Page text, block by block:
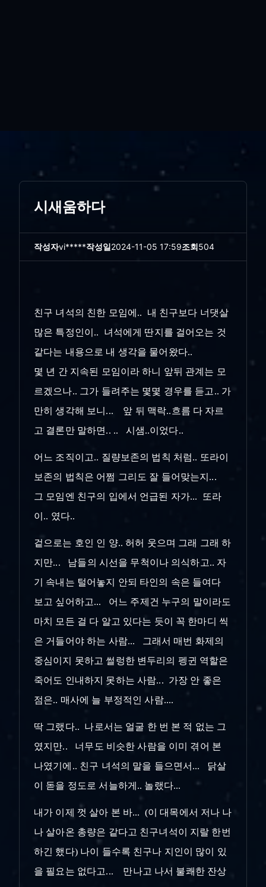
시새움하다
작성자vi*****작성일2024-11-05 17:59조회504
친구 녀석의 친한 모임에.. 내 친구보다 너댓살
많은 특정인이.. 녀석에게 딴지를 걸어오는 것
같다는 내용으로 내 생각을 물어왔다..
몇 년 간 지속된 모임이라 하니 앞뒤 관계는 모
르겠으나.. 그가 들려주는 몇몇 경우를 듣고.. 가
만히 생각해 보니... 앞 뒤 맥락..흐름 다 자르
고 결론만 말하면.. .. 시샘..이었다..
어느 조직이고.. 질량보존의 법칙 처럼.. 또라이
보존의 법칙은 어쩜 그리도 잘 들어맞는지...
그 모임엔 친구의 입에서 언급된 자가... 또라
이.. 였다..
겉으로는 호인 인 양.. 허허 웃으며 그래 그래 하
지만... 남들의 시선을 무척이나 의식하고.. 자
기 속내는 털어놓지 안되 타인의 속은 들여다
보고 싶어하고... 어느 주제건 누구의 말이라도
마치 모든 걸 다 알고 있다는 듯이 꼭 한마디 씩
은 거들어야 하는 사람... 그래서 매번 화제의
중심이지 못하고 썰렁한 변두리의 펭귄 역할은
죽어도 인내하지 못하는 사람... 가장 안 좋은
점은.. 매사에 늘 부정적인 사람....
딱 그랬다.. 나로서는 얼굴 한 번 본 적 없는 그
였지만.. 너무도 비슷한 사람을 이미 겪어 본
나였기에.. 친구 녀석의 말을 들으면서... 닭살
이 돋을 정도로 서늘하게.. 놀랬다...
내가 이제 껏 살아 본 바... (이 대목에서 저나 나
나 살아온 총량은 같다고 친구녀석이 지랄 한번
하긴 했다) 나이 들수록 친구나 지인이 많이 있
을 필요는 없다고... 만나고 나서 불쾌한 잔상